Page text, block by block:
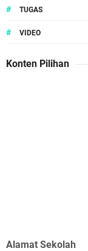
# TUGAS
# VIDEO
Konten Pilihan
Alamat Sekolah